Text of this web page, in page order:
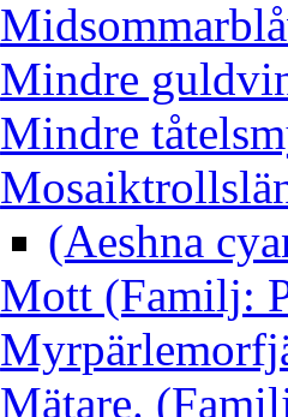
Mindre
Mindre
(Aeshna
Mott (Familj:
Mätare.